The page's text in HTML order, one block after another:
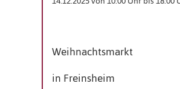
Weihnachtsmarkt
in Freinsheim